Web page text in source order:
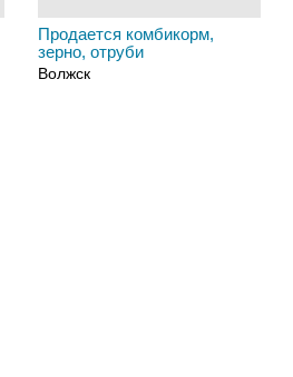
Продается комбикорм,
зерно, отруби
Волжск